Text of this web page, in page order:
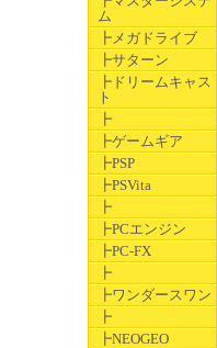
ム
┣メガドライブ
┣サターン
┣ドリームキャス
ト
┣
┣ゲームギア
┣PSP
┣PSVita
┣
┣PCエンジン
┣PC-FX
┣
┣ワンダースワン
┣
┣NEOGEO